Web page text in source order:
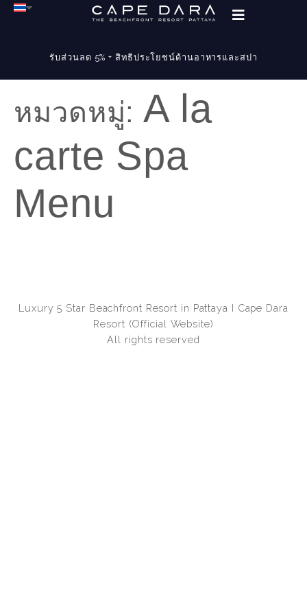
รับส่วนลด 5% + สิทธิประโยชน์ด้านอาหารและสปา
หมวดหมู่:A la
carte Spa
Menu
Luxury 5 Star Beachfront Resort in Pattaya I Cape Dara
Resort (Official Website)
All rights reserved